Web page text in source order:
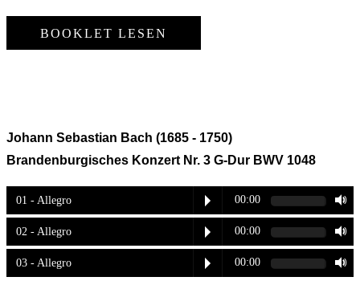
BOOKLET LESEN
Johann Sebastian Bach (1685 - 1750)
Brandenburgisches Konzert Nr. 3 G-Dur BWV 1048
01 - Allegro 00:00
02 - Allegro 00:00
03 - Allegro 00:00